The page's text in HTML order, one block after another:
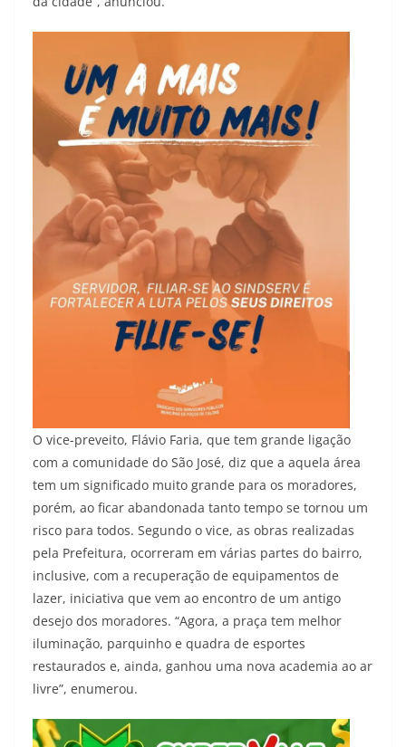
O vice-preveito, Flávio Faria, que tem grande ligação
com a comunidade do São José, diz que a aquela área
tem um significado muito grande para os moradores,
porém, ao ficar abandonada tanto tempo se tornou um
risco para todos. Segundo o vice, as obras realizadas
pela Prefeitura, ocorreram em várias partes do bairro,
inclusive, com a recuperação de equipamentos de
lazer, iniciativa que vem ao encontro de um antigo
desejo dos moradores. “Agora, a praça tem melhor
iluminação, parquinho e quadra de esportes
restaurados e, ainda, ganhou uma nova academia ao ar
livre”, enumerou.